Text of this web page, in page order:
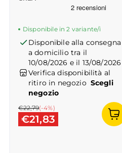
Recensioni Truspilot del
Disponibile in 2 variante/i
Disponibile alla consegna
a domicilio tra il
10/08/2026 e il 13/08/2026
Verifica disponibilità al
ritiro in negozio Scegli
negozio
€22,79(-4%)
€21,83